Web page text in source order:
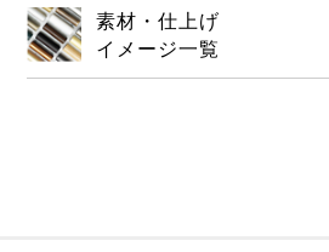
素材・仕上げ
イメージ一覧